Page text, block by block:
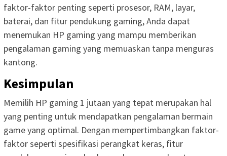
faktor-faktor penting seperti prosesor, RAM, layar,
baterai, dan fitur pendukung gaming, Anda dapat
menemukan HP gaming yang mampu memberikan
pengalaman gaming yang memuaskan tanpa menguras
kantong.
Kesimpulan
Memilih HP gaming 1 jutaan yang tepat merupakan hal
yang penting untuk mendapatkan pengalaman bermain
game yang optimal. Dengan mempertimbangkan faktor-
faktor seperti spesifikasi perangkat keras, fitur